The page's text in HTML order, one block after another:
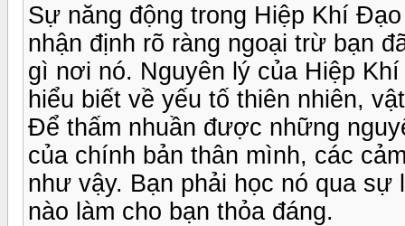
Sự năng động trong Hiệp Khí
nhận định rõ ràng ngoại trừ bạn
gì nơi nó. Nguyên lý của Hiệp
hiểu biết về yếu tố thiên nhiên,
Để thấm nhuần được những
của chính bản thân mình, các
như vậy. Bạn phải học nó qua
nào làm cho bạn thỏa đáng.